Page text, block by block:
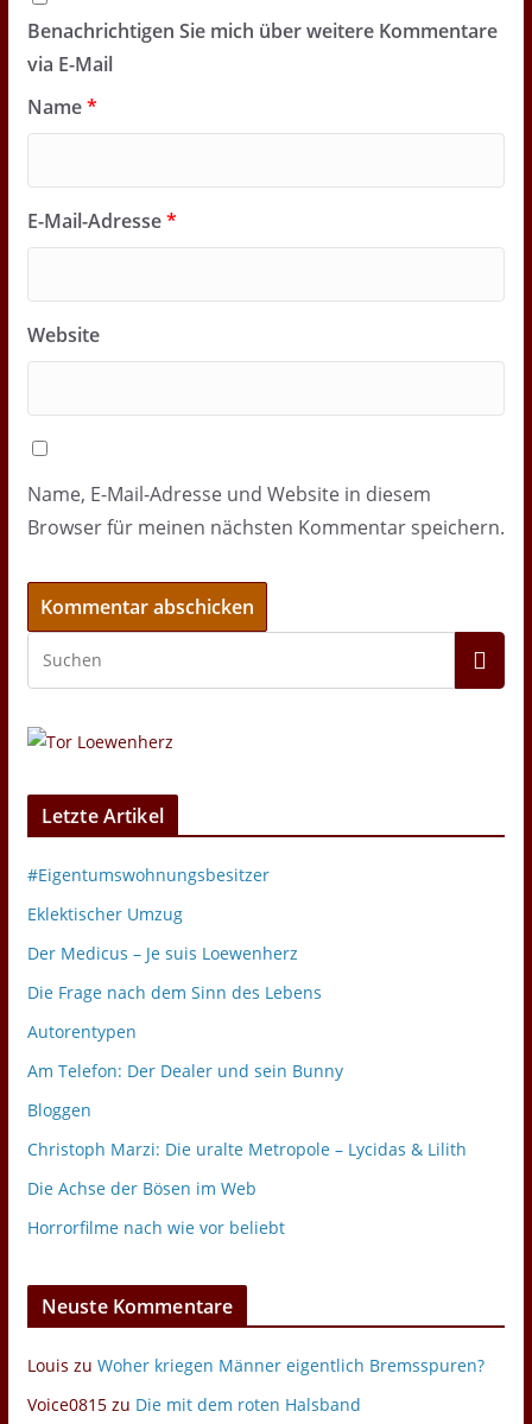
Benachrichtigen Sie mich über weitere Kommentare
via E-Mail
Name*
E-Mail-Adresse*
Website
Name, E-Mail-Adresse und Website in diesem
Browser für meinen nächsten Kommentar speichern.
Letzte Artikel
#Eigentumswohnungsbesitzer
Eklektischer Umzug
Der Medicus – Je suis Loewenherz
Die Frage nach dem Sinn des Lebens
Autorentypen
Am Telefon: Der Dealer und sein Bunny
Bloggen
Christoph Marzi: Die uralte Metropole – Lycidas & Lilith
Die Achse der Bösen im Web
Horrorfilme nach wie vor beliebt
Neuste Kommentare
Louis zu Woher kriegen Männer eigentlich Bremsspuren?
Voice0815zu Die mit dem roten Halsband